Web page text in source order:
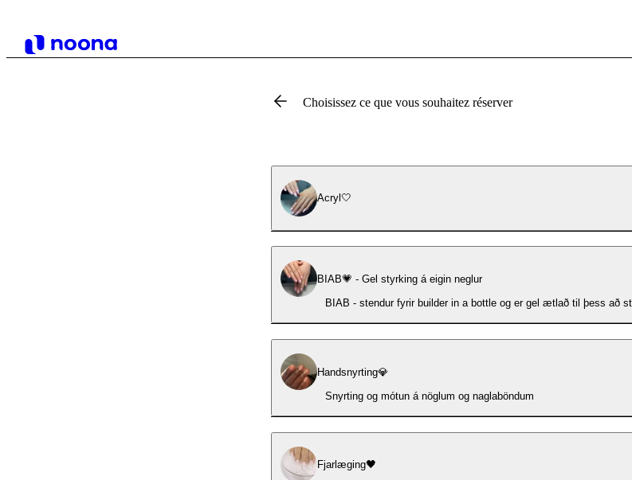
Choisissez ce que vous souhaitez réserver
Acryl🤍
BIAB💗 - Gel styrking á eigin neglur
BIAB - stendur fyrir builder in a bottle og er gel ætlað til þess að
Handsnyrting💎
Snyrting og mótun á nöglum og naglaböndum
Fjarlæging🖤